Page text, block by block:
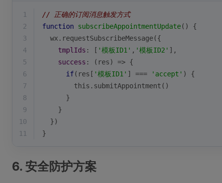
1
// 正确的订阅消息触发方式
2
function subscribeAppointmentUpdate( ) {
3
  wx.requestSubscribeMessage({
4
tmplIds : [ '模板ID1' , '模板ID2' ],
5
success : ( res) => {
6
if(res[ '模板ID1' ] === 'accept' ) {
7
this .submitAppointment()
8
      }
9
    }
10
  })
11
}
6. 安全防护方案